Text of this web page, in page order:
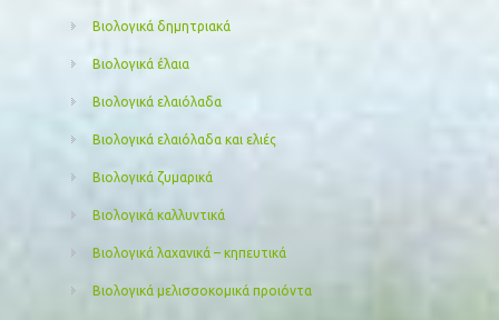
Βιολογικά δημητριακά
Βιολογικά έλαια
Βιολογικά ελαιόλαδα
Βιολογικά ελαιόλαδα και ελιές
Βιολογικά ζυμαρικά
Βιολογικά καλλυντικά
Βιολογικά λαχανικά – κηπευτικά
Βιολογικά μελισσοκομικά προιόντα